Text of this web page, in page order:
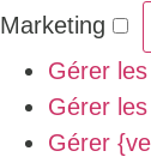
Marketing
Gérer
Gérer
Gérer